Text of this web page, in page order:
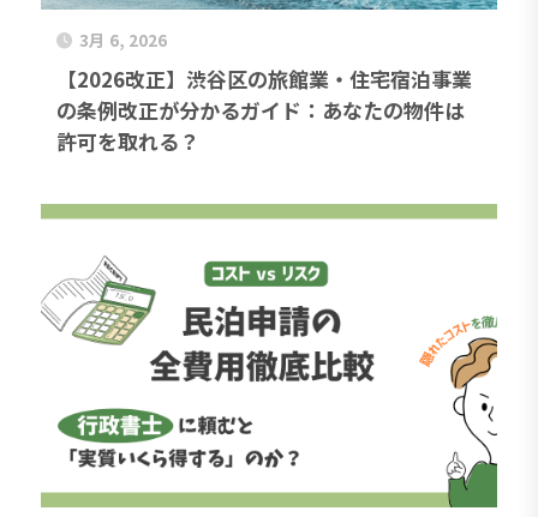
3月 6, 2026
【2026改正】渋谷区の旅館業・住宅宿泊事業
の条例改正が分かるガイド：あなたの物件は
許可を取れる？